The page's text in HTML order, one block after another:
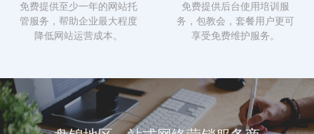
免费提供至少一年的网站托
管服务，帮助企业最大程度
降低网站运营成本。
免费提供后台使用培训服
务，包教会，套餐用户更可
享受免费维护服务。